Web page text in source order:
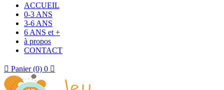
ACCUEIL
0-3 ANS
3-6 ANS
6 ANS et +
à propos
CONTACT
 Panier (0) 0 